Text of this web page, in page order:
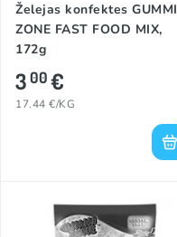
Želejas konfektes GUMMI
ZONE FAST FOOD MIX,
172g
300€
17.44 €/KG